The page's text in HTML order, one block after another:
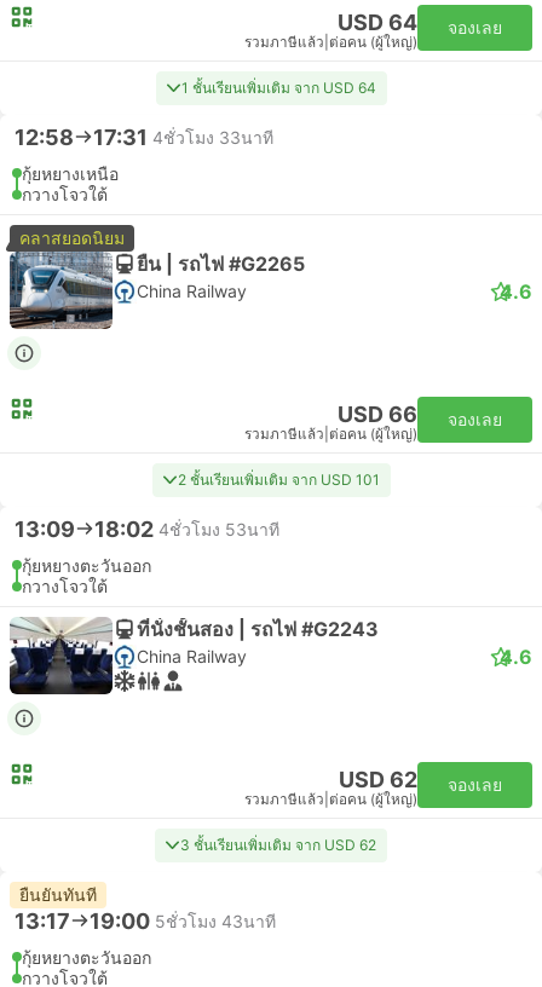
USD 64
รวมภาษีแล้ว ต่อคน (ผู้ใหญ่)
จองเลย
1 ชั้นเรียนเพิ่มเติม จาก USD 64
12:58 17:31 4ชั่วโมง 33นาที
กุ้ยหยางเหนือ
กวางโจวใต้
คลาสยอดนิยม
ยืน | รถไฟ #G2265
China Railway 4.6
USD 66
รวมภาษีแล้ว ต่อคน (ผู้ใหญ่)
จองเลย
2 ชั้นเรียนเพิ่มเติม จาก USD 101
13:09 18:02 4ชั่วโมง 53นาที
กุ้ยหยางตะวันออก
กวางโจวใต้
ที่นั่งชั้นสอง | รถไฟ #G2243
China Railway 4.6
USD 62
รวมภาษีแล้ว ต่อคน (ผู้ใหญ่)
จองเลย
3 ชั้นเรียนเพิ่มเติม จาก USD 62
ยืนยันทันที
13:17 19:00 5ชั่วโมง 43นาที
กุ้ยหยางตะวันออก
กวางโจวใต้